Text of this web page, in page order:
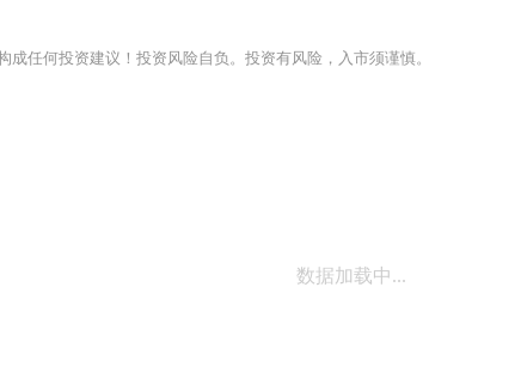
成任何投资建议！投资风险自负。投资有风险，入市须谨慎。
数据加载中...